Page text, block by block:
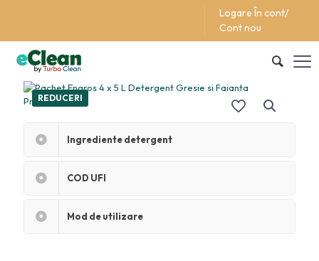
Logare În cont/
Cont nou
REDUCERI
Ingrediente detergent
COD UFI
Mod de utilizare